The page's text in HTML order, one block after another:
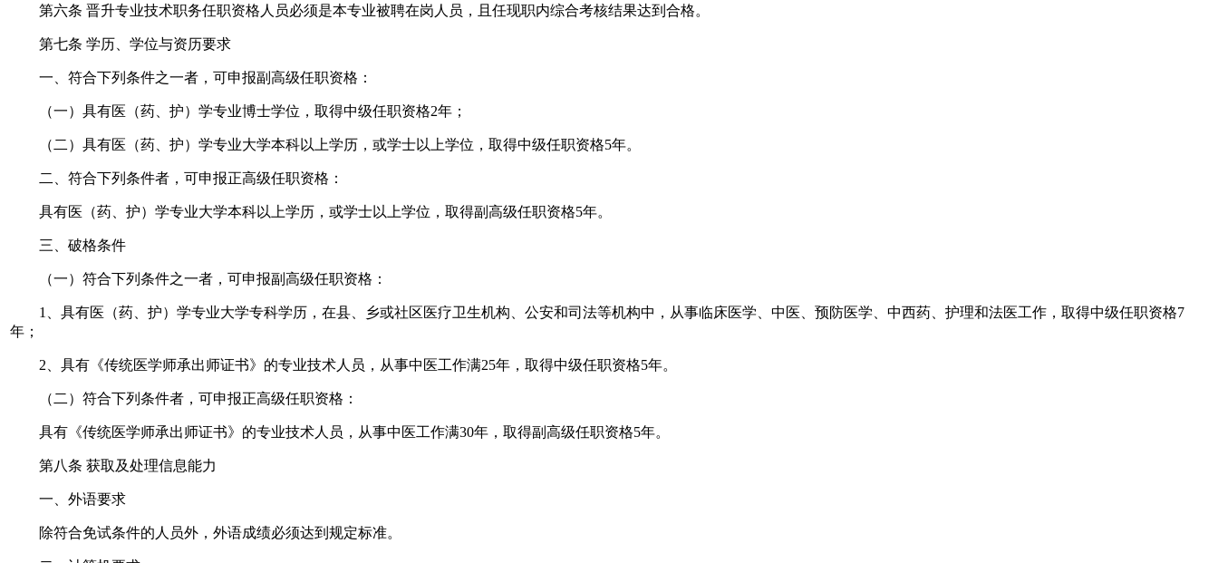
第六条 晋升专业技术职务任职资格人员必须是本专业被聘在岗人员，且任现职内综合考核结果达到合格。
第七条 学历、学位与资历要求
一、符合下列条件之一者，可申报副高级任职资格：
（一）具有医（药、护）学专业博士学位，取得中级任职资格2年；
（二）具有医（药、护）学专业大学本科以上学历，或学士以上学位，取得中级任职资格5年。
二、符合下列条件者，可申报正高级任职资格：
具有医（药、护）学专业大学本科以上学历，或学士以上学位，取得副高级任职资格5年。
三、破格条件
（一）符合下列条件之一者，可申报副高级任职资格：
1、具有医（药、护）学专业大学专科学历，在县、乡或社区医疗卫生机构、公安和司法等机构中，从事临床医学、中医、预防医学、中西药、护理和法医工作，取得中级任职资格7
年；
2、具有《传统医学师承出师证书》的专业技术人员，从事中医工作满25年，取得中级任职资格5年。
（二）符合下列条件者，可申报正高级任职资格：
具有《传统医学师承出师证书》的专业技术人员，从事中医工作满30年，取得副高级任职资格5年。
第八条 获取及处理信息能力
一、外语要求
除符合免试条件的人员外，外语成绩必须达到规定标准。